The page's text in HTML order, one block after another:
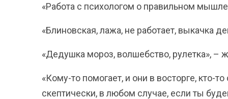
«Работа с психологом о правильном
«Блиновская, лажа, не работает, выкачка
«Дедушка мороз, волшебство, рулетка», –
«Кому-то помогает, и они в восторге, кто-
скептически, в любом случае, если ты